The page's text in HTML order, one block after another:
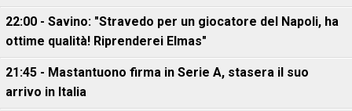
22:00 - Savino: "Stravedo per un giocatore del Napoli, ha
ottime qualità! Riprenderei Elmas"
21:45 - Mastantuono firma in Serie A, stasera il suo
arrivo in Italia